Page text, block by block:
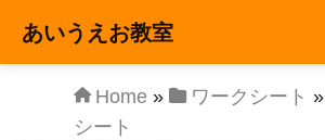
Main
Navigation
あいうえお教室
Home » ワークシート »
シート